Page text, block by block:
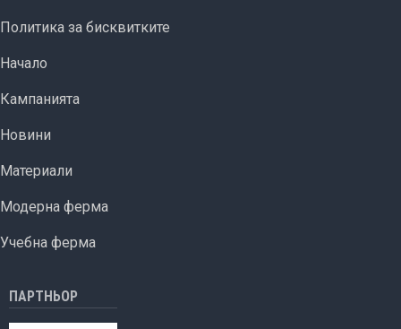
производство
FOOTER MENU
Политика за бисквитките
ОСНОВНА НАВИГАЦИЯ
Начало
Кампанията
Новини
Материали
Модерна ферма
Учебна ферма
ПАРТНЬОР